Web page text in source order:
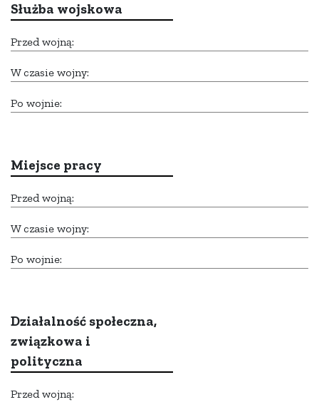
Służba wojskowa
Przed wojną:
W czasie wojny:
Po wojnie:
Miejsce pracy
Przed wojną:
W czasie wojny:
Po wojnie:
Działalność społeczna,
związkowa i
polityczna
Przed wojną: